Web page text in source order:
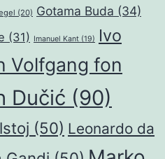
(20) Gotama Buda (34)
(31) Imanuel Kant (19)
Ivo
Volfgang fon
Dučić (90)
(50) Leonardo da